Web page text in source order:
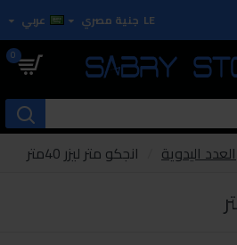
LE جنية مصري عربي
0
العدد اليدوية انجكو متر ليزر 40متر